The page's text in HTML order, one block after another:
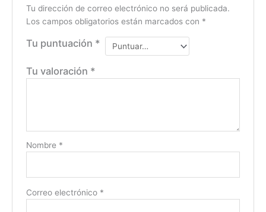
Tu dirección de correo electrónico no será publicada.
Los campos obligatorios están marcados con *
Tu puntuación *
Tu valoración *
Nombre *
Correo electrónico *